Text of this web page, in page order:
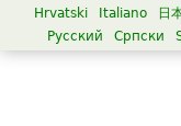
Hrvatski
Italiano 日
Русский
Српски